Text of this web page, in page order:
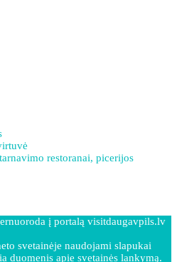
restoranai, picerijos
į portalą visitdaugavpils.lv
svetainėje naudojami slapukai
duomenis apie svetainės lankymą.